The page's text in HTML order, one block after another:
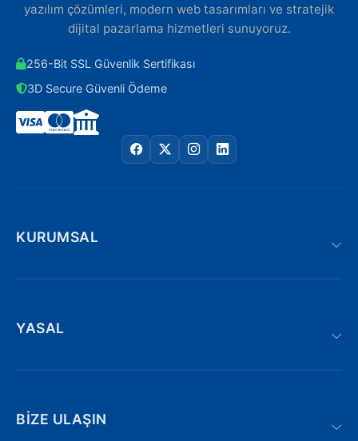
yazılım çözümleri, modern web tasarımları ve stratejik
dijital pazarlama hizmetleri sunuyoruz.
256-Bit SSL Güvenlik Sertifikası
3D Secure Güvenli Ödeme
KURUMSAL
YASAL
BIZE ULAŞIN